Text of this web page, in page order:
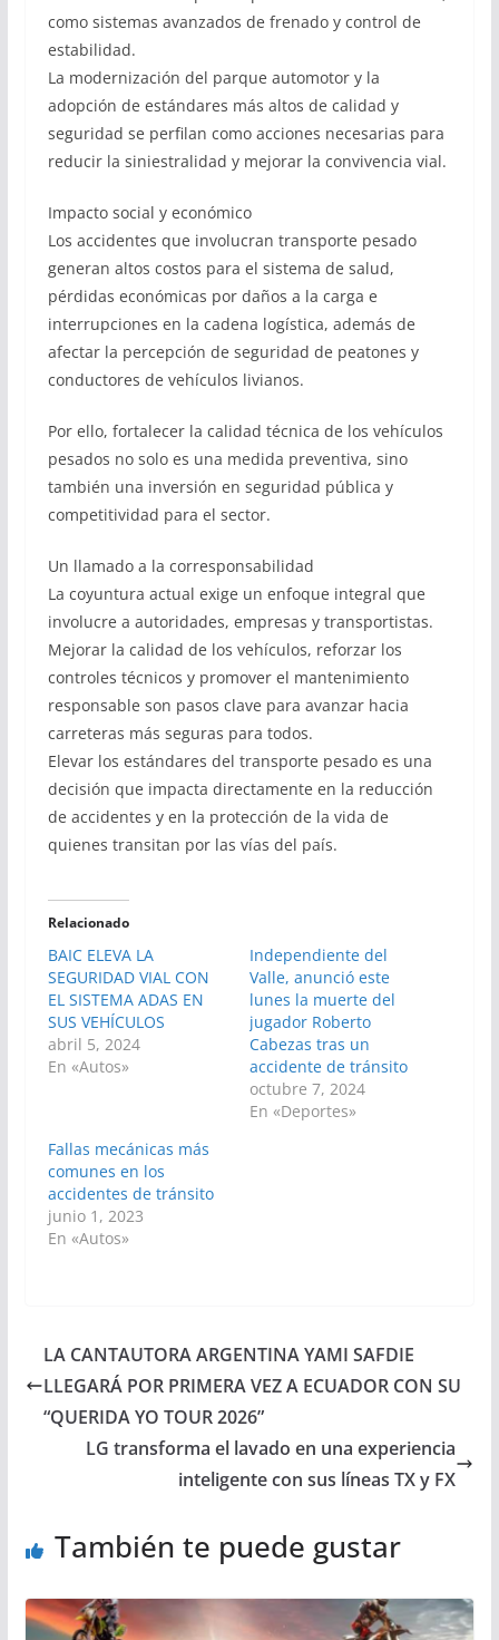
como sistemas avanzados de frenado y control de
estabilidad.
La modernización del parque automotor y la
adopción de estándares más altos de calidad y
seguridad se perfilan como acciones necesarias para
reducir la siniestralidad y mejorar la convivencia vial.
Impacto social y económico
Los accidentes que involucran transporte pesado
generan altos costos para el sistema de salud,
pérdidas económicas por daños a la carga e
interrupciones en la cadena logística, además de
afectar la percepción de seguridad de peatones y
conductores de vehículos livianos.
Por ello, fortalecer la calidad técnica de los vehículos
pesados no solo es una medida preventiva, sino
también una inversión en seguridad pública y
competitividad para el sector.
Un llamado a la corresponsabilidad
La coyuntura actual exige un enfoque integral que
involucre a autoridades, empresas y transportistas.
Mejorar la calidad de los vehículos, reforzar los
controles técnicos y promover el mantenimiento
responsable son pasos clave para avanzar hacia
carreteras más seguras para todos.
Elevar los estándares del transporte pesado es una
decisión que impacta directamente en la reducción
de accidentes y en la protección de la vida de
quienes transitan por las vías del país.
Relacionado
BAIC ELEVA LA
SEGURIDAD VIAL CON
EL SISTEMA ADAS EN
SUS VEHÍCULOS
abril 5, 2024
En «Autos»
Independiente del
Valle, anunció este
lunes la muerte del
jugador Roberto
Cabezas tras un
accidente de tránsito
octubre 7, 2024
En «Deportes»
Fallas mecánicas más
comunes en los
accidentes de tránsito
junio 1, 2023
En «Autos»
LA CANTAUTORA ARGENTINA YAMI SAFDIE
LLEGARÁ POR PRIMERA VEZ A ECUADOR CON SU
“QUERIDA YO TOUR 2026”
LG transforma el lavado en una experiencia
inteligente con sus líneas TX y FX
También te puede gustar